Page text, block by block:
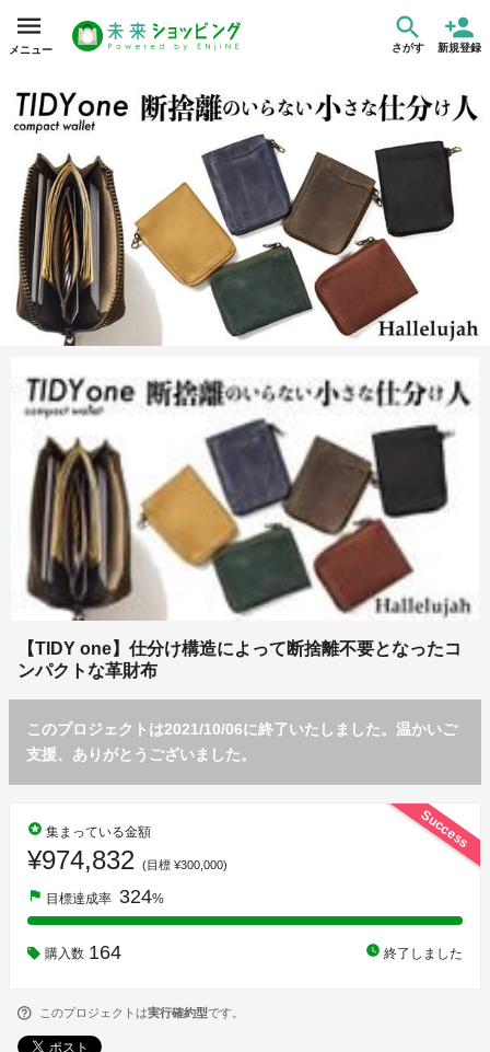
メニュー さがす 新規登録
【TIDY one】仕分け構造によって断捨離不要となったコ
ンパクトな革財布
このプロジェクトは2021/10/06に終了いたしました。温かいご
支援、ありがとうございました。
Success
stars 集まっている金額
¥974,832 (目標 ¥300,000)
flag 目標達成率 324%
購入数 164 watch_later 終了しました
このプロジェクトは実行確約型です。